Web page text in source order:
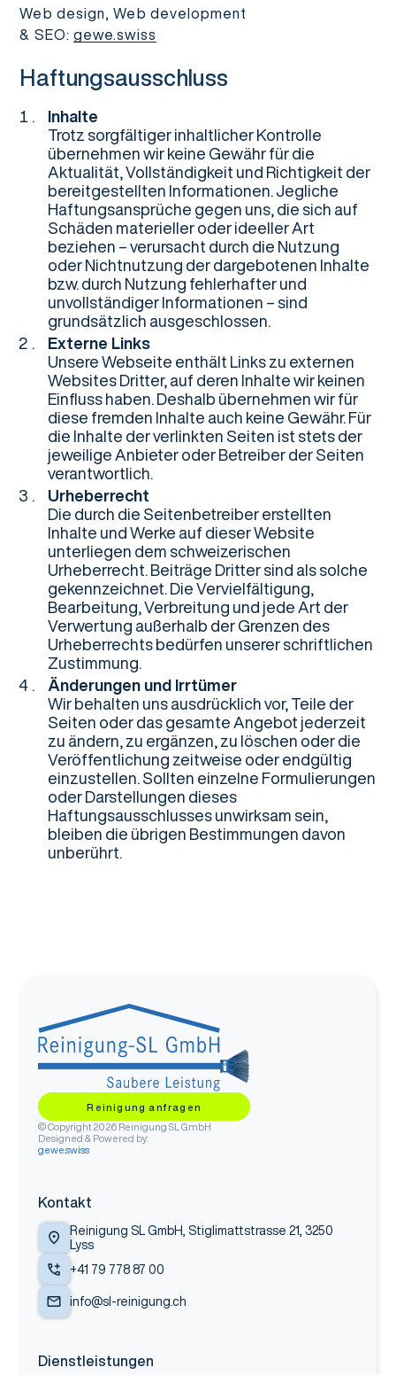
Web design, Web development
& SEO: gewe.swiss
Haftungsausschluss
Inhalte
Trotz sorgfältiger inhaltlicher Kontrolle
übernehmen wir keine Gewähr für die
Aktualität, Vollständigkeit und Richtigkeit der
bereitgestellten Informationen. Jegliche
Haftungsansprüche gegen uns, die sich auf
Schäden materieller oder ideeller Art
beziehen – verursacht durch die Nutzung
oder Nichtnutzung der dargebotenen Inhalte
bzw. durch Nutzung fehlerhafter und
unvollständiger Informationen – sind
grundsätzlich ausgeschlossen.
Externe Links
Unsere Webseite enthält Links zu externen
Websites Dritter, auf deren Inhalte wir keinen
Einfluss haben. Deshalb übernehmen wir für
diese fremden Inhalte auch keine Gewähr. Für
die Inhalte der verlinkten Seiten ist stets der
jeweilige Anbieter oder Betreiber der Seiten
verantwortlich.
Urheberrecht
Die durch die Seitenbetreiber erstellten
Inhalte und Werke auf dieser Website
unterliegen dem schweizerischen
Urheberrecht. Beiträge Dritter sind als solche
gekennzeichnet. Die Vervielfältigung,
Bearbeitung, Verbreitung und jede Art der
Verwertung außerhalb der Grenzen des
Urheberrechts bedürfen unserer schriftlichen
Zustimmung.
Änderungen und Irrtümer
Wir behalten uns ausdrücklich vor, Teile der
Seiten oder das gesamte Angebot jederzeit
zu ändern, zu ergänzen, zu löschen oder die
Veröffentlichung zeitweise oder endgültig
einzustellen. Sollten einzelne Formulierungen
oder Darstellungen dieses
Haftungsausschlusses unwirksam sein,
bleiben die übrigen Bestimmungen davon
unberührt.
Reinigung anfragen
© Copyright 2026 Reinigung SL GmbH
Designed & Powered by:
gewe.swiss
Kontakt
Reinigung SL GmbH, Stiglimattstrasse 21, 3250
Lyss
+41 79 778 87 00
info@sl-reinigung.ch
Dienstleistungen